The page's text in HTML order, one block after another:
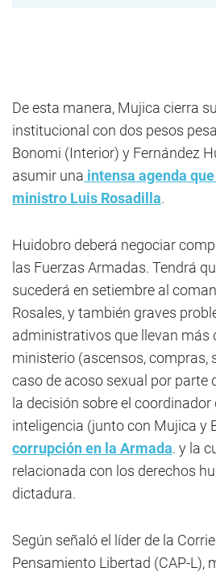
De esta manera, Mujica cierra
institucional con dos pesos
Bonomi (Interior) y Fernández
asumir una intensa agenda
ministro Luis Rosadilla.
Huidobro deberá negociar
las Fuerzas Armadas. Tendrá
sucederá en setiembre al
Rosales, y también graves
administrativos que llevan más
ministerio (ascensos, compras,
caso de acoso sexual por parte
la decisión sobre el
inteligencia (junto con Mujica y
corrupción en la Armada. y la
relacionada con los derechos
dictadura.
Según señaló el líder de la
Pensamiento Libertad (CAP-L),